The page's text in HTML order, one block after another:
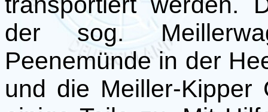
der sog.
Peenemünde in der
und die Meiller-Kipper